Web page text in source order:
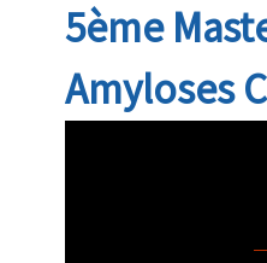
5ème
Amyloses